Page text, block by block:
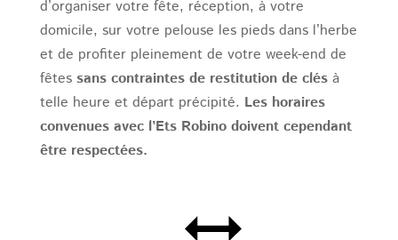
d’organiser votre fête, réception, à votre
domicile, sur votre pelouse les pieds dans l’herbe
et de profiter pleinement de votre week-end de
fêtes sans contraintes de restitution de clésà
telle heure et départ précipité. Les horaires
convenues avec l’Ets Robino doivent cependant
être respectées.